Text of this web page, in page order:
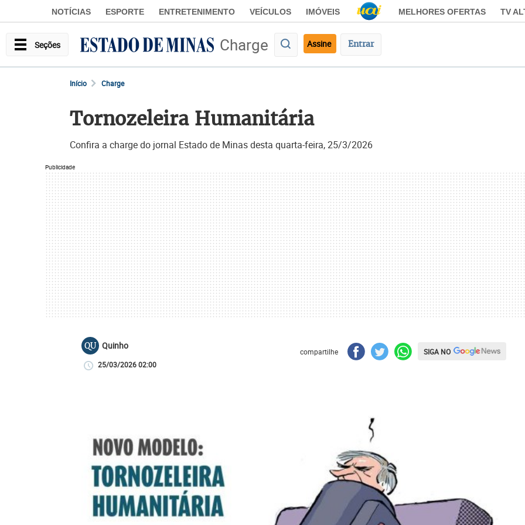
NOTÍCIAS ESPORTE ENTRETENIMENTO VEÍCULOS IMÓVEIS MELHORES OFERTAS TV
Seções Charge Assine Entrar
Início Charge
Tornozeleira Humanitária
Confira a charge do jornal Estado de Minas desta quarta-feira, 25/3/2026
Publicidade
QU Quinho
25/03/2026 02:00
compartilhe SIGA NO